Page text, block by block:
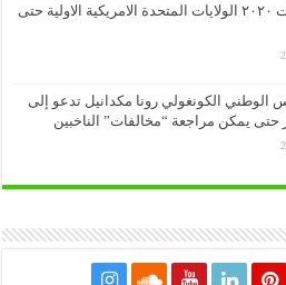
نتائج الانتخابات ٢٠٢٠ الولايات المتحدة الامريكية الاولية حتى
الوطني الكونغولي رونا مكدانيل تدعو إلى
حتى يمكن مراجعة “مخالفات” الناخبين